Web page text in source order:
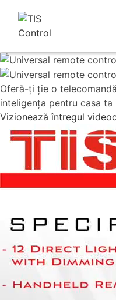
Oferă-ţi ţie o
inteligenţa pentru casa ta
Vizionează întregul